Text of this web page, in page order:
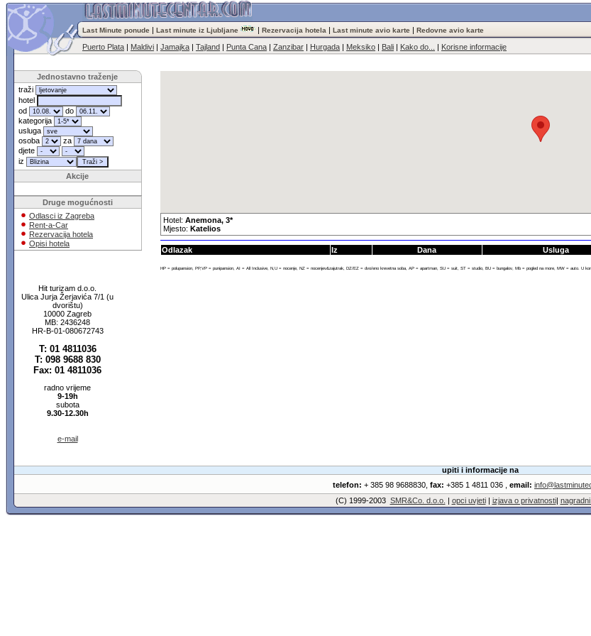
Last Minute ponude | Last minute iz Ljubljane | Rezervacija hotela | Last minute avio karte | Redovne avio karte
Puerto Plata | Maldivi | Jamajka | Tajland | Punta Cana | Zanzibar | Hurgada | Meksiko | Bali | Kako do... | Korisne informacije
Jednostavno traženje
traži
hotel
od
do
kategorija
usluga
osoba
za
djete
iz
Akcije
Druge mogućnosti
Odlasci iz Zagreba
Rent-a-Car
Rezervacija hotela
Opisi hotela
Hit turizam d.o.o.
Ulica Jurja Žerjavića 7/1 (u
dvorištu)
10000 Zagreb
MB: 2436248
HR-B-01-080672743
T: 01 4811036
T: 098 9688 830
Fax: 01 4811036
radno vrijeme
9-19h
subota
9.30-12.30h
e-mail
Hotel: Anemona, 3*
Mjesto: Katelios
Odlazak Iz Dana Usluga
HP = polupansion, PP,VP = punipansion, AI = All Inclusive, N,U = nocenje, NZ = nocenjev&zajutrak, DZ/EZ = dvo/eno krevetna soba, AP = apartman, SU = suit, ST = studio, BU = bungalov, Mb = pogled na more, MW = auto. U
upiti i informacije na
telefon: + 385 98 9688830, fax: +385 1 4811 036 , email:
(C) 1999-2003 SMR&Co. d.o.o. | opci uvjeti| izjava o privatnosti|